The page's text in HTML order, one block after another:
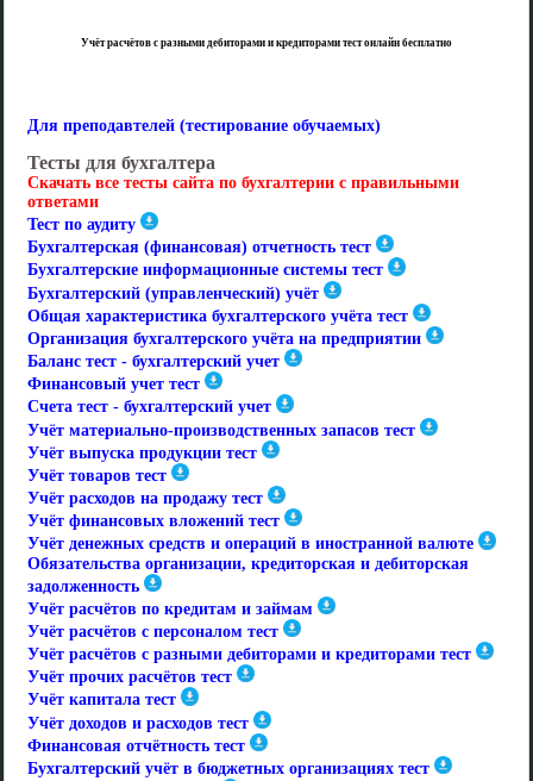
Учёт расчётов с разными дебиторами и кредиторами тест онлайн бесплатно
Для преподавтелей (тестирование обучаемых)
Тесты для бухгалтера
Скачать все тесты сайта по бухгалтерии с правильными
ответами
Тест по аудиту
Бухгалтерская (финансовая) отчетность тест
Бухгалтерские информационные системы тест
Бухгалтерский (управленческий) учёт
Общая характеристика бухгалтерского учёта тест
Организация бухгалтерского учёта на предприятии
Баланс тест - бухгалтерский учет
Финансовый учет тест
Счета тест - бухгалтерский учет
Учёт материально-производственных запасов тест
Учёт выпуска продукции тест
Учёт товаров тест
Учёт расходов на продажу тест
Учёт финансовых вложений тест
Учёт денежных средств и операций в иностранной валюте
Обязательства организации, кредиторская и дебиторская
задолженность
Учёт расчётов по кредитам и займам
Учёт расчётов с персоналом тест
Учёт расчётов с разными дебиторами и кредиторами тест
Учёт прочих расчётов тест
Учёт капитала тест
Учёт доходов и расходов тест
Финансовая отчётность тест
Бухгалтерский учёт в бюджетных организациях тест